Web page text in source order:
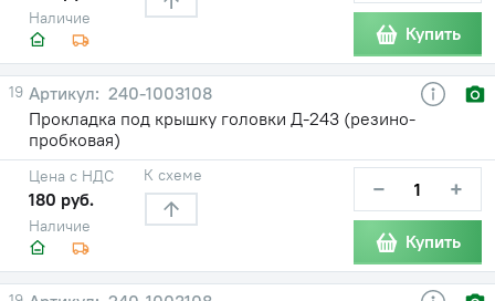
Наличие
Купить
19
240-1003108
Прокладка под крышку головки Д-243 (резино-
пробковая)
Наличие
Цена с НДС
180 руб.
К схеме − +
Купить